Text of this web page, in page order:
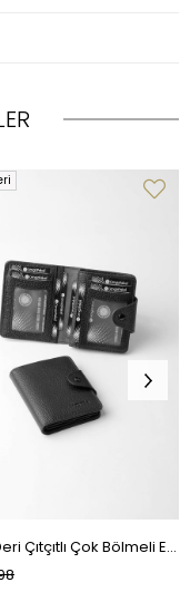
Hakiki Deri Çıtçıtlı Çok Bölmeli Erkek Cüzdan - 13632 - Siyah